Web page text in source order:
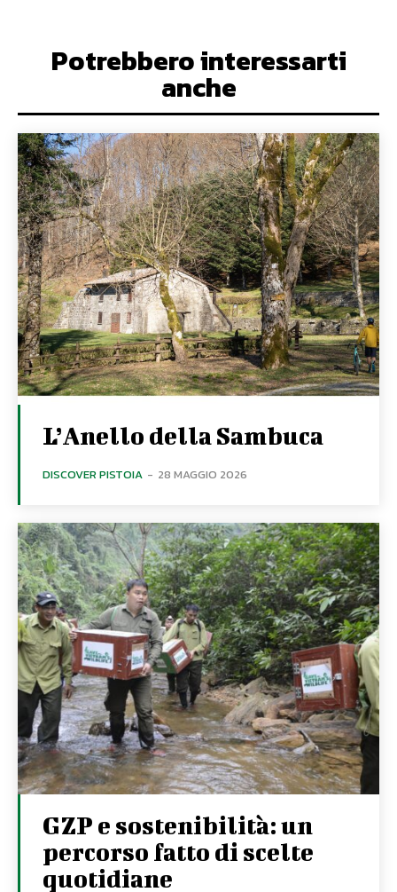
Potrebbero interessarti
anche
L’Anello della Sambuca
DISCOVER PISTOIA - 28 MAGGIO 2026
GZP e sostenibilità: un
percorso fatto di scelte
quotidiane